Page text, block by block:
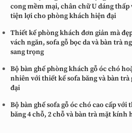
cong mềm mại, chân chữ U dáng thấp
tiện lợi cho phòng khách hiện đại
Thiết kế phòng khách đơn giản mà
vách ngăn, sofa gỗ bọc da và bàn trà
sang trọng
Bộ bàn ghế phòng khách gỗ óc chó
nhiên với thiết kế sofa băng và bàn
đại
Bộ bàn ghế sofa gỗ óc chó cao cấp với
băng 4 chỗ, 2 chỗ và bàn trà mặt kính